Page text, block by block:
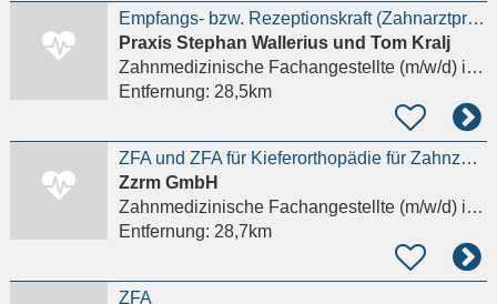
Empfangs- bzw. Rezeptionskraft (Zahnarztpraxis) M/W/D – Vollzeit, auch Quereinstieg möglich
Praxis Stephan Wallerius und Tom Kralj
Zahnmedizinische Fachangestellte (m/w/d)in Schwalbach am Taunus
Entfernung: 28,5km
ZFA und ZFA für Kieferorthopädie für Zahnzentrum gesucht!
Zzrm GmbH
Zahnmedizinische Fachangestellte (m/w/d)in Offenbach am Main
Entfernung: 28,7km
ZFA